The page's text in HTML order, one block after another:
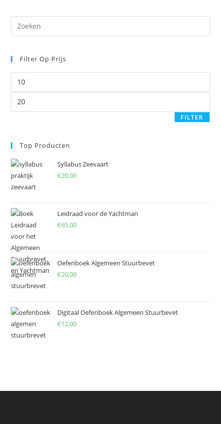
the
Filter Op Prijs
prijs
prijs
FILTER
Top Producten
Syllabus Zeevaart
€20,00
Leidraad voor de Yachtman
€65,00
Oefenboek Algemeen Stuurbevet
€20,00
Digitaal Oefenboek Algemeen Stuurbevet
€12,00